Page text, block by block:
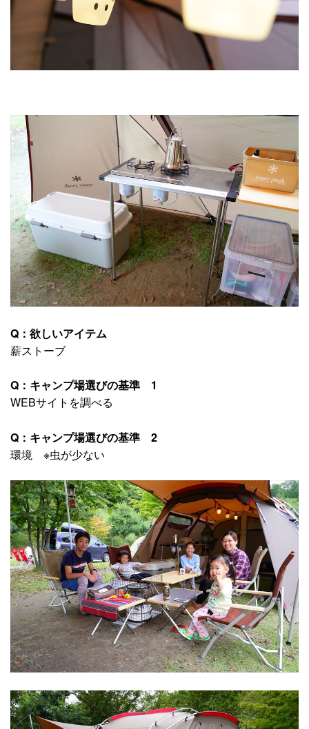
Q：欲しいアイテム
薪ストーブ
Q：キャンプ場選びの基準 1
WEBサイトを調べる
Q：キャンプ場選びの基準 2
環境 ※虫が少ない